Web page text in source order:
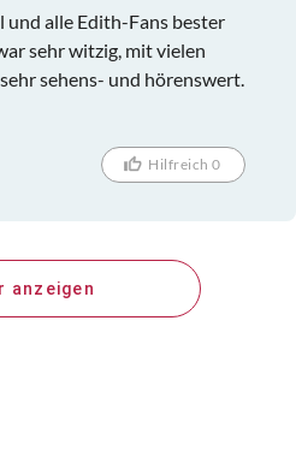
und alle Edith-Fans bester
sehr witzig, mit vielen
sehens- und hörenswert.
Hilfreich 0
anzeigen